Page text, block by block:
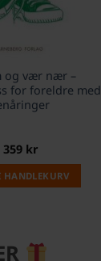
og vær nær –
for foreldre med
359 kr
HANDLEKURV